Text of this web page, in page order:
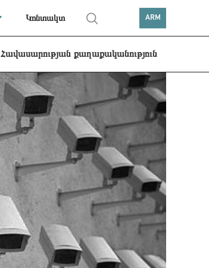
Կոնտակտ ARM
Հավասարության քաղաքականություն